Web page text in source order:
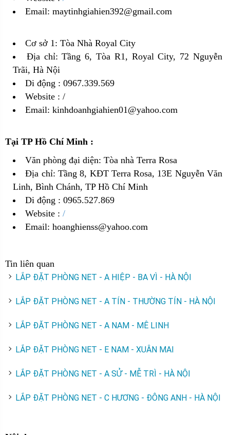
Email: maytinhgiahien392@gmail.com
Cơ sở 1: Tòa Nhà Royal City
Địa chỉ: Tầng 6, Tòa R1, Royal City, 72 Nguyễn
Trãi, Hà Nội
Di động : 0967.339.569
Website : /
Email: kinhdoanhgiahien01@yahoo.com
Tại TP Hồ Chí Minh :
Văn phòng đại diện: Tòa nhà Terra Rosa
Địa chỉ: Tầng 8, KĐT Terra Rosa, 13E Nguyễn Văn
Linh, Bình Chánh, TP Hồ Chí Minh
Di động : 0965.527.869
Website : /
Email: hoanghienss@yahoo.com
Tin liên quan
LẮP ĐẶT PHÒNG NET - A HIỆP - BA VÌ - HÀ NỘI
LẮP ĐẶT PHÒNG NET - A TÍN - THƯỜNG TÍN - HÀ NỘI
LẮP ĐẶT PHÒNG NET - A NAM - MÊ LINH
LẮP ĐẶT PHÒNG NET - E NAM - XUÂN MAI
LẮP ĐẶT PHÒNG NET - A SỬ - MỄ TRÌ - HÀ NỘI
LẮP ĐẶT PHÒNG NET - C HƯƠNG - ĐÔNG ANH - HÀ NỘI